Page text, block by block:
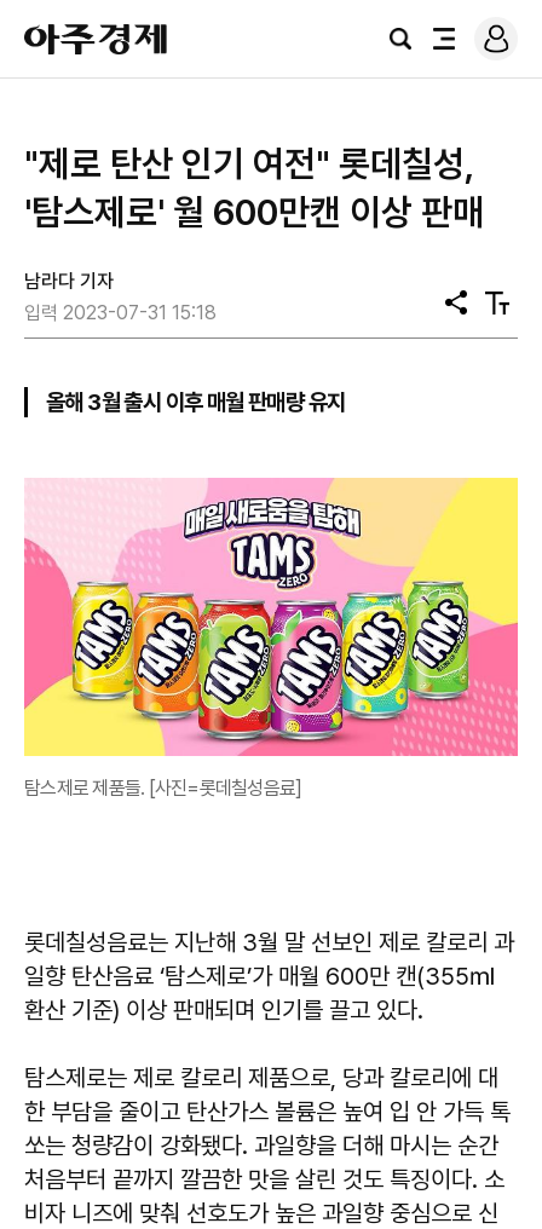
아
주
경
검
전
로
그
"제로 탄산 인기 여전" 롯데칠성,
'탐스제로' 월 600만캔 이상 판매
남라다 기자
입력 2023-07-31 15:18
공
유
텍
스
올해 3월 출시 이후 매월 판매량 유지
탐스제로 제품들. [사진=롯데칠성음료]
롯데칠성음료는 지난해 3월 말 선보인 제로 칼로리 과
일향 탄산음료 ‘탐스제로’가 매월 600만 캔(355㎖
환산 기준) 이상 판매되며 인기를 끌고 있다.
탐스제로는 제로 칼로리 제품으로, 당과 칼로리에 대
한 부담을 줄이고 탄산가스 볼륨은 높여 입 안 가득 톡
쏘는 청량감이 강화됐다. 과일향을 더해 마시는 순간
처음부터 끝까지 깔끔한 맛을 살린 것도 특징이다. 소
비자 니즈에 맞춰 선호도가 높은 과일향 중심으로 신